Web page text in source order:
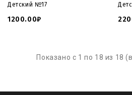
Детский №17
1200.00₽
Показано с 1 по 18 из 18